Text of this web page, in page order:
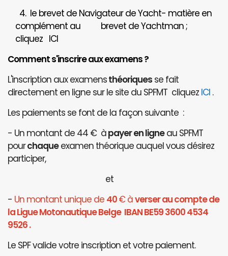
4. le brevet de Navigateur de Yacht- matière en
complément au brevet de Yachtman ;
cliquez ICI
Comment s'inscrire aux examens ?
L'inscription aux examensthéoriques se fait
directement en ligne sur le site du SPFMT cliquez ICI .
Les paiements se font de la façon suivante :
- Un montant de 44 € àpayer en ligneau SPFMT
pourchaqueexamen théorique auquel vous désirez
participer,
et
- Un montant unique de 40€ àverser au compte de
la Ligue Motonautique Belge IBAN BE59 3600 4534
9526 .
Le SPF valide votre inscription et votre paiement.